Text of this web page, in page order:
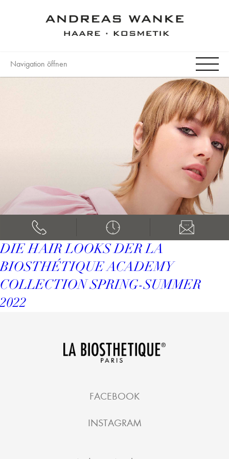
Navigation öffnen
DIE HAIR LOOKS DER LA
BIOSTHÉTIQUE ACADEMY
COLLECTION SPRING-SUMMER
2022
FACEBOOK
INSTAGRAM